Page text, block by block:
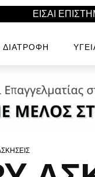
ΕΙΣΑΙ
ΔΙΑΤΡΟΦΉ